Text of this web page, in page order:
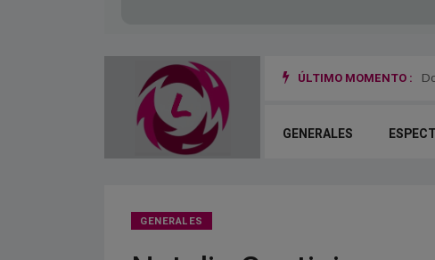
ÚLTIMO MOMENTO :
la fuga y el otro terminó herido
GENERALES
GENERALES